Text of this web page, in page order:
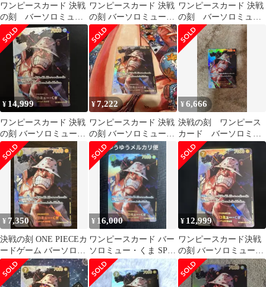
ワンピースカード 決戦
の刻 バーソロミュ
ー・くま SP
ワンピースカード 決戦
の刻 バーソロミュー・
くま SP
ワンピースカード 決戦
の刻 バーソロミュ
ー・くま SP ローダ
ー おまけ付
¥ 14,999
ワンピースカード 決戦
の刻 バーソロミュー・
くま SP
¥7,222
ワンピースカード 決戦
の刻 バーソロミュー・
くま SP
¥6,666
決戦の刻 ワンピース
カード バーソロミュ
ー・くま SP
¥ 7,350
決戦の刻 ONE PIECEカ
ードゲーム バーソロミ
ュー・くま SP パラレ
ル
¥ 16,000
ワンピースカード バー
ソロミュー・くま SP
決戦の刻
¥ 12,999
ワンピースカード決戦
の刻 バーソロミュー・
くま SP